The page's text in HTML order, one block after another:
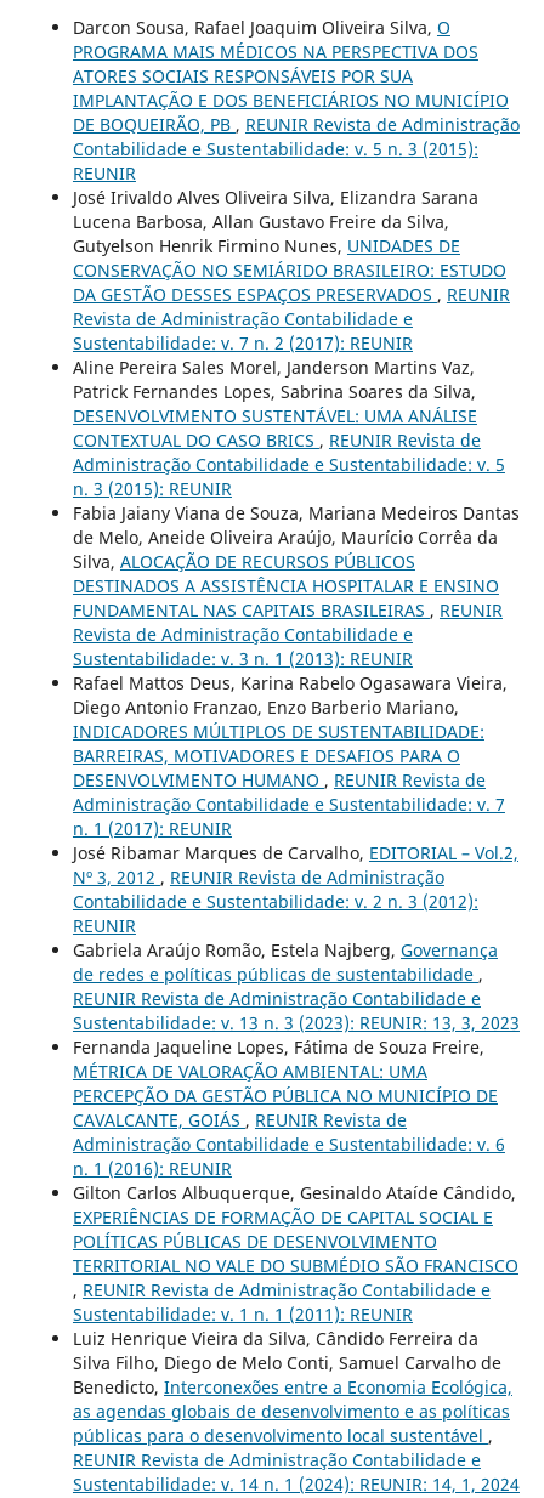
Darcon Sousa, Rafael Joaquim Oliveira Silva, O
PROGRAMA MAIS MÉDICOS NA PERSPECTIVA DOS
ATORES SOCIAIS RESPONSÁVEIS POR SUA
IMPLANTAÇÃO E DOS BENEFICIÁRIOS NO MUNICÍPIO
DE BOQUEIRÃO, PB , REUNIR Revista de Administração
Contabilidade e Sustentabilidade: v. 5 n. 3 (2015):
REUNIR
José Irivaldo Alves Oliveira Silva, Elizandra Sarana
Lucena Barbosa, Allan Gustavo Freire da Silva,
Gutyelson Henrik Firmino Nunes, UNIDADES DE
CONSERVAÇÃO NO SEMIÁRIDO BRASILEIRO: ESTUDO
DA GESTÃO DESSES ESPAÇOS PRESERVADOS , REUNIR
Revista de Administração Contabilidade e
Sustentabilidade: v. 7 n. 2 (2017): REUNIR
Aline Pereira Sales Morel, Janderson Martins Vaz,
Patrick Fernandes Lopes, Sabrina Soares da Silva,
DESENVOLVIMENTO SUSTENTÁVEL: UMA ANÁLISE
CONTEXTUAL DO CASO BRICS , REUNIR Revista de
Administração Contabilidade e Sustentabilidade: v. 5
n. 3 (2015): REUNIR
Fabia Jaiany Viana de Souza, Mariana Medeiros Dantas
de Melo, Aneide Oliveira Araújo, Maurício Corrêa da
Silva, ALOCAÇÃO DE RECURSOS PÚBLICOS
DESTINADOS A ASSISTÊNCIA HOSPITALAR E ENSINO
FUNDAMENTAL NAS CAPITAIS BRASILEIRAS , REUNIR
Revista de Administração Contabilidade e
Sustentabilidade: v. 3 n. 1 (2013): REUNIR
Rafael Mattos Deus, Karina Rabelo Ogasawara Vieira,
Diego Antonio Franzao, Enzo Barberio Mariano,
INDICADORES MÚLTIPLOS DE SUSTENTABILIDADE:
BARREIRAS, MOTIVADORES E DESAFIOS PARA O
DESENVOLVIMENTO HUMANO , REUNIR Revista de
Administração Contabilidade e Sustentabilidade: v. 7
n. 1 (2017): REUNIR
José Ribamar Marques de Carvalho, EDITORIAL – Vol.2,
Nº 3, 2012 , REUNIR Revista de Administração
Contabilidade e Sustentabilidade: v. 2 n. 3 (2012):
REUNIR
Gabriela Araújo Romão, Estela Najberg, Governança
de redes e políticas públicas de sustentabilidade ,
REUNIR Revista de Administração Contabilidade e
Sustentabilidade: v. 13 n. 3 (2023): REUNIR: 13, 3, 2023
Fernanda Jaqueline Lopes, Fátima de Souza Freire,
MÉTRICA DE VALORAÇÃO AMBIENTAL: UMA
PERCEPÇÃO DA GESTÃO PÚBLICA NO MUNICÍPIO DE
CAVALCANTE, GOIÁS , REUNIR Revista de
Administração Contabilidade e Sustentabilidade: v. 6
n. 1 (2016): REUNIR
Gilton Carlos Albuquerque, Gesinaldo Ataíde Cândido,
EXPERIÊNCIAS DE FORMAÇÃO DE CAPITAL SOCIAL E
POLÍTICAS PÚBLICAS DE DESENVOLVIMENTO
TERRITORIAL NO VALE DO SUBMÉDIO SÃO FRANCISCO
, REUNIR Revista de Administração Contabilidade e
Sustentabilidade: v. 1 n. 1 (2011): REUNIR
Luiz Henrique Vieira da Silva, Cândido Ferreira da
Silva Filho, Diego de Melo Conti, Samuel Carvalho de
Benedicto, Interconexões entre a Economia Ecológica,
as agendas globais de desenvolvimento e as políticas
públicas para o desenvolvimento local sustentável ,
REUNIR Revista de Administração Contabilidade e
Sustentabilidade: v. 14 n. 1 (2024): REUNIR: 14, 1, 2024